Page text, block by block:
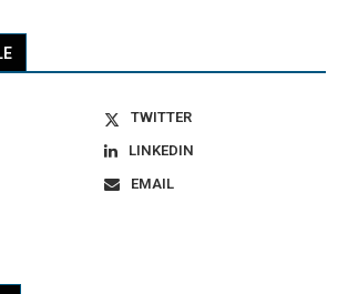
TWITTER
LINKEDIN
EMAIL